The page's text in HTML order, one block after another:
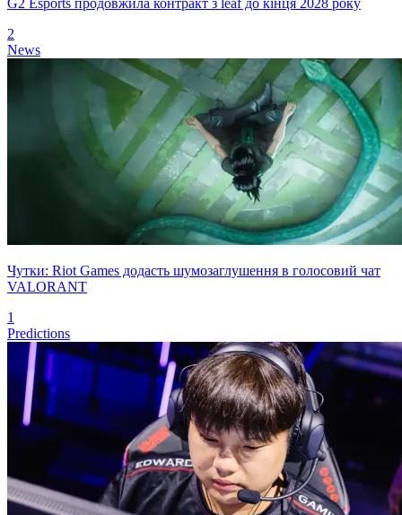
2
News
Чутки: Riot Games додасть шумозаглушення в голосовий чат
VALORANT
1
Predictions